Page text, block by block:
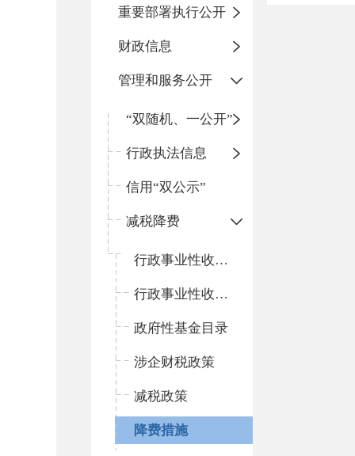
重要部署执行公开
财政信息
管理和服务公开
“双随机、一公开”
行政执法信息
信用“双公示”
减税降费
行政事业性收费目录
行政事业性收费依据
政府性基金目录
涉企财税政策
减税政策
降费措施